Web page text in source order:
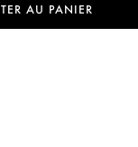
AU PANIER